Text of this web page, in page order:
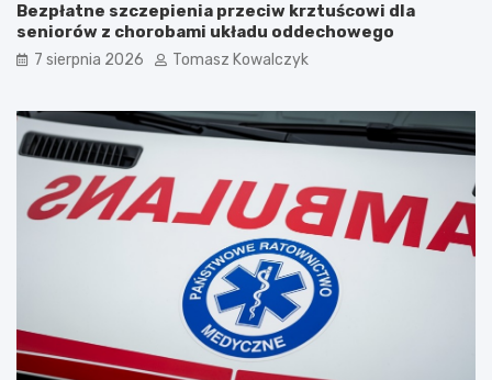
Bezpłatne szczepienia przeciw krztuścowi dla
seniorów z chorobami układu oddechowego
7 sierpnia 2026 Tomasz Kowalczyk